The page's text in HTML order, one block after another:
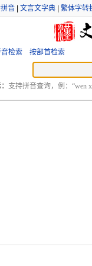
音 文言文字典 繁体字转
检索 按部首检索
支持拼音查询，例：“wen